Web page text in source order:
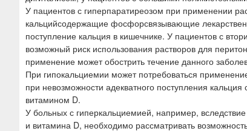
У пациентов с гиперпаратиреозом при применении
кальцийсодержащие фосфорсвязывающие
поступление кальция в кишечнике. У пациентов с
возможный риск использования растворов для
применение может обострить течение данного
При гипокальциемии может потребоваться
при невозможности адекватного поступления
витамином D.
У больных с гиперкальциемией, например,
и витамина D, необходимо рассматривать